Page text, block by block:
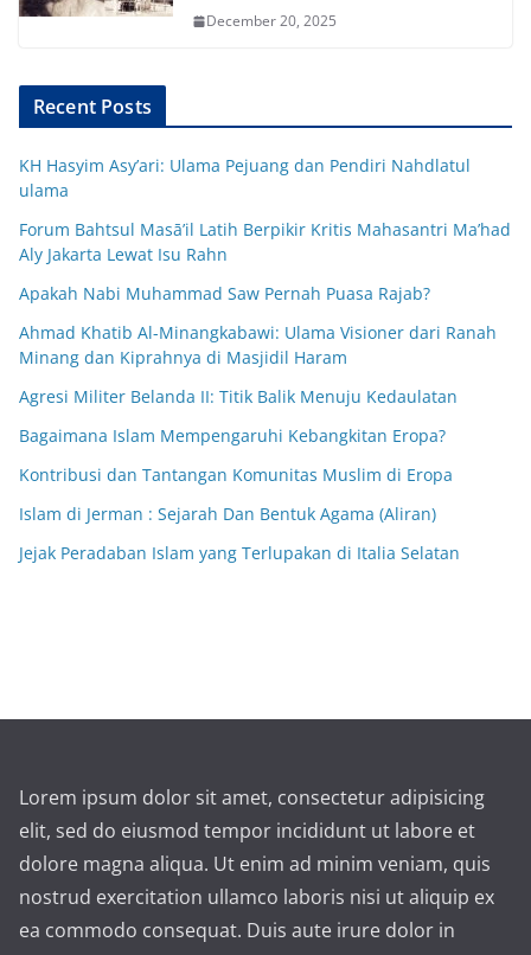
December 20, 2025
Recent Posts
KH Hasyim Asy’ari: Ulama Pejuang dan Pendiri Nahdlatul
ulama
Forum Bahtsul Masā’il Latih Berpikir Kritis Mahasantri Ma’had
Aly Jakarta Lewat Isu Rahn
Apakah Nabi Muhammad Saw Pernah Puasa Rajab?
Ahmad Khatib Al-Minangkabawi: Ulama Visioner dari Ranah
Minang dan Kiprahnya di Masjidil Haram
Agresi Militer Belanda II: Titik Balik Menuju Kedaulatan
Bagaimana Islam Mempengaruhi Kebangkitan Eropa?
Kontribusi dan Tantangan Komunitas Muslim di Eropa
Islam di Jerman : Sejarah Dan Bentuk Agama (Aliran)
Jejak Peradaban Islam yang Terlupakan di Italia Selatan
Lorem ipsum dolor sit amet, consectetur adipisicing
elit, sed do eiusmod tempor incididunt ut labore et
dolore magna aliqua. Ut enim ad minim veniam, quis
nostrud exercitation ullamco laboris nisi ut aliquip ex
ea commodo consequat. Duis aute irure dolor in